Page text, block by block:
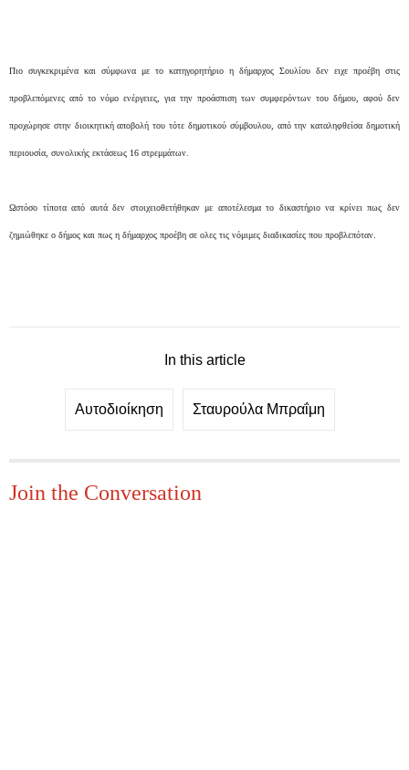
Πιο συγκεκριμένα και σύμφωνα με το κατηγορητήριο η δήμαρχος Σουλίου δεν ειχε προέβη στις
προβλεπόμενες από το νόμο ενέργειες, για την προάσπιση των συμφερόντων του δήμου, αφού δεν
προχώρησε στην διοικητική αποβολή του τότε δημοτικού σύμβουλου, από την καταληφθείσα δημοτική
περιουσία, συνολικής εκτάσεως 16 στρεμμάτων.
Ωστόσο τίποτα από αυτά δεν στοιχειοθετήθηκαν με αποτέλεσμα το δικαστήριο να κρίνει πως δεν
ζημιώθηκε ο δήμος και πως η δήμαρχος προέβη σε ολες τις νόμιμες διαδικασίες που προβλεπόταν.
In this article
Αυτοδιοίκηση Σταυρούλα Μπραΐμη
Join the Conversation